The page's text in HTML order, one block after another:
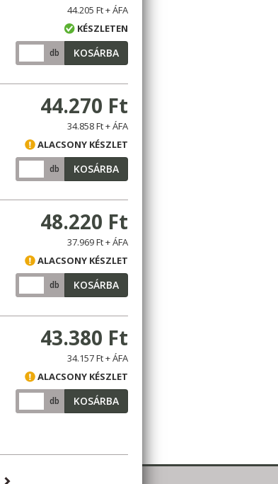
44.205 Ft + ÁFA
KÉSZLETEN
db KOSÁRBA
44.270 Ft
34.858 Ft + ÁFA
ALACSONY KÉSZLET
db KOSÁRBA
48.220 Ft
37.969 Ft + ÁFA
ALACSONY KÉSZLET
db KOSÁRBA
43.380 Ft
34.157 Ft + ÁFA
ALACSONY KÉSZLET
db KOSÁRBA